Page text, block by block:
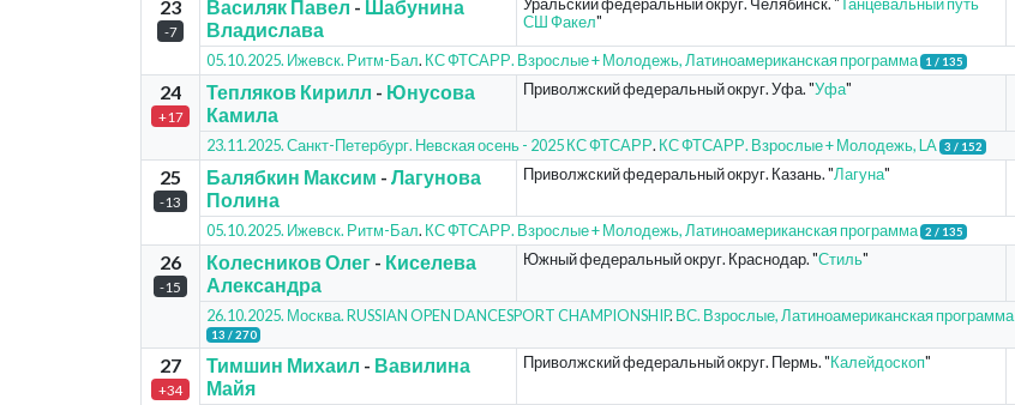
23
-7
Василяк Павел - Шабунина
Владислава
СШ Факел"
05.10.2025. Ижевск. Ритм-Бал. КС ФТСАРР. Взрослые + Молодежь, Латиноамериканская программа 1 / 135
24
+17
Тепляков Кирилл - Юнусова
Камила
Приволжский федеральный округ. Уфа. "Уфа"
23.11.2025. Санкт-Петербург. Невская осень - 2025 КС ФТСАРР. КС ФТСАРР. Взрослые + Молодежь, LA 3 / 152
25
-13
Балябкин Максим - Лагунова
Полина
Приволжский федеральный округ. Казань. "Лагуна"
05.10.2025. Ижевск. Ритм-Бал. КС ФТСАРР. Взрослые + Молодежь, Латиноамериканская программа 2 / 135
26
-15
Колесников Олег- Киселева
Александра
Южный федеральный округ. Краснодар. "Стиль"
26.10.2025. Москва. RUSSIAN OPEN DANCESPORT CHAMPIONSHIP. ВС. Взрослые, Латиноамериканская программа
13 / 270
27
+34
Тимшин Михаил - Вавилина
Майя
Приволжский федеральный округ. Пермь. "Калейдоскоп"